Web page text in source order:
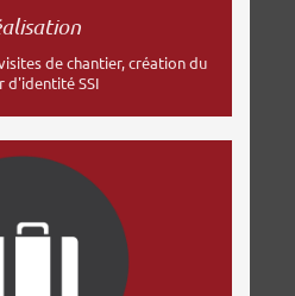
de chantier, création du
d'identité SSI